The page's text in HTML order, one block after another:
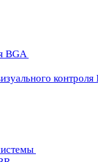
BGA
контроля